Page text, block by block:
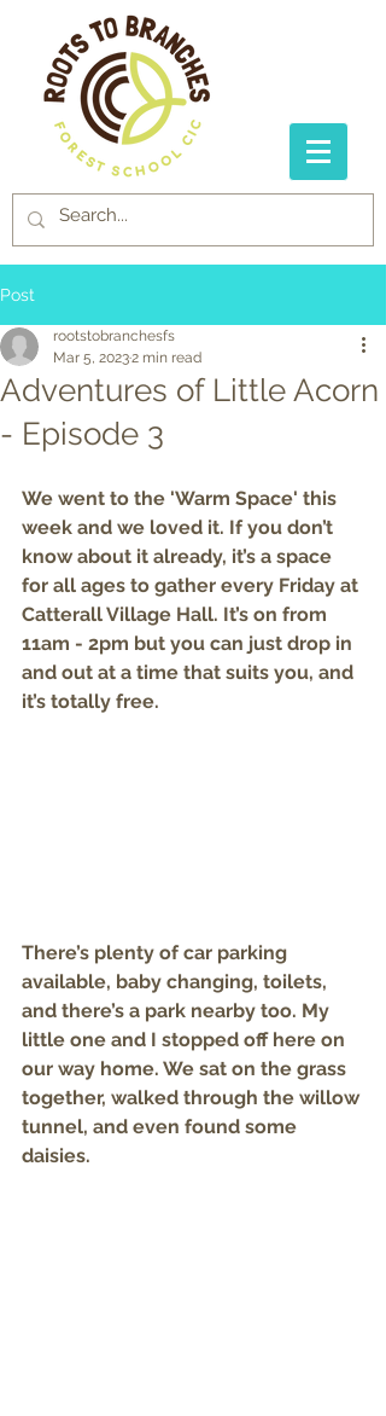
Post
Adventures of Little Acorn
- Episode 3
rootstobranchesfs
Mar 5, 20232 min read
We went to the 'Warm Space' this
week and we loved it. If you don’t
know about it already, it’s a space
for all ages to gather every Friday at
Catterall Village Hall. It’s on from
11am - 2pm but you can just drop in
and out at a time that suits you, and
it’s totally free.
There’s plenty of car parking
available, baby changing, toilets,
and there’s a park nearby too. My
little one and I stopped off here on
our way home. We sat on the grass
together, walked through the willow
tunnel, and even found some
daisies.